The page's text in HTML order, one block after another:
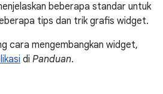
beberapa standar untuk
tips dan trik grafis widget.
cara mengembangkan widget,
di Panduan.